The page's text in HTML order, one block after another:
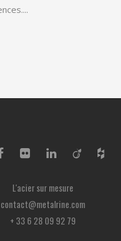
L'acier sur mesure
contact@metalrine.com
+ 33 6 28 09 92 79